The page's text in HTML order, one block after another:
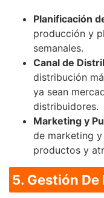
Planificación
producción y
semanales.
Canal de
distribución
ya sean
distribuidores.
Marketing y
de marketing
productos y
5. Gestión De